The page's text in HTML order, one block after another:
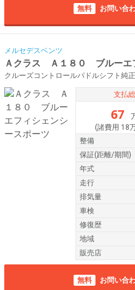
無料 お問い合
メルセデスベンツ
Ａクラス Ａ１８０ ブルーエ
クルーズコントロールパドルシフト純
支払
67
(諸費用 18
整備
保証(距離/期間)
年式
走行
排気量
車検
修復歴
地域
販売店
無料 お問い合